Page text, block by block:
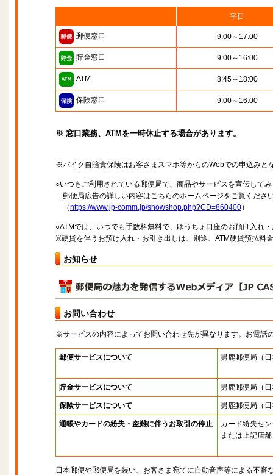
平日
郵便窓口 9:00～17:00
貯金窓口 9:00～16:00
ATM 8:45～18:00
保険窓口 9:00～16:00
※ 窓口業務、ATMを一時休止する場合があります。
※バイク自賠責保険はお客さまスマホ等からのWebでの申込みと
○いつもご利用されている郵便局で、商品やサービスを宣伝して
郵便局広告の詳しい内容はこちらのホームページをご覧くださ
（ https://www.jp-comm.jp/showshop.php?CD=860400）
○ATMでは、いつでも手数料無料で、ゆうちょ口座のお預け入れ
※硬貨を伴うお預け入れ・お引き出しは、別途、ATM硬貨預払料
お知らせ
お問い合わせ
※サービスの内容によってお問い合わせ先が異なります。お電話
郵便サービスについて 男鹿郵便局 （
貯金サービスについて 男鹿郵便局 （
保険サービスについて 男鹿郵便局 （
通帳やカードの紛失・盗難に伴うお取引の停止
カード紛失セ
または上記店舗
日本郵便や郵便局を装い、お客さま宛てに自動音声等による不審